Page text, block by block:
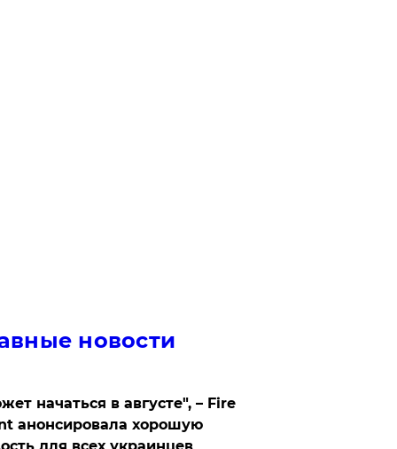
новости
начаться в августе", – Fire
анонсировала хорошую